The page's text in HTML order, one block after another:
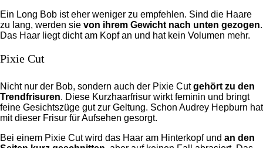
Ein Long Bob ist eher weniger zu empfehlen. Sind die Haare
zu lang, werden sie von ihrem Gewicht nach unten gezogen.
Das Haar liegt dicht am Kopf an und hat kein Volumen mehr.
Pixie Cut
Nicht nur der Bob, sondern auch der Pixie Cutgehört zu den
Trendfrisuren. Diese Kurzhaarfrisur wirkt feminin und bringt
feine Gesichtszüge gut zur Geltung. Schon Audrey Hepburn hat
mit dieser Frisur für Aufsehen gesorgt.
Bei einem Pixie Cut wird das Haar am Hinterkopf und an den